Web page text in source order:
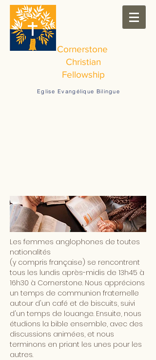
Cornerstone
Christian
Fellowship
Eglise Evangélique Bilingue
Les femmes anglophones de toutes
nationalités
(y compris française) se rencontrent
tous les lundis après-midis de 13h45 à
16h30 à Cornerstone. Nous apprécions
un temps de communion fraternelle
autour d'un café et de biscuits, suivi
d'un temps de louange. Ensuite, nous
étudions la bible ensemble, avec des
discussions animées, et nous
terminons en priant les unes pour les
autres.